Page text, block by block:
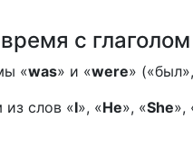
с
«was» и «were»
слов «I», «He», «She»,